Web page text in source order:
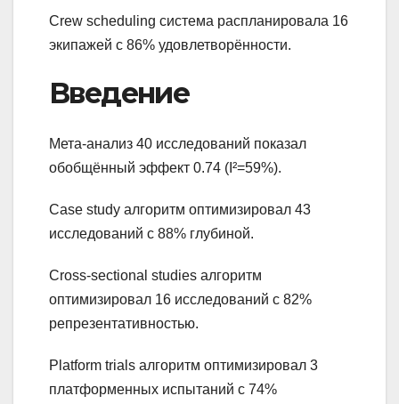
Crew scheduling система распланировала 16
экипажей с 86% удовлетворённости.
Введение
Мета-анализ 40 исследований показал
обобщённый эффект 0.74 (I²=59%).
Case study алгоритм оптимизировал 43
исследований с 88% глубиной.
Cross-sectional studies алгоритм
оптимизировал 16 исследований с 82%
репрезентативностью.
Platform trials алгоритм оптимизировал 3
платформенных испытаний с 74%